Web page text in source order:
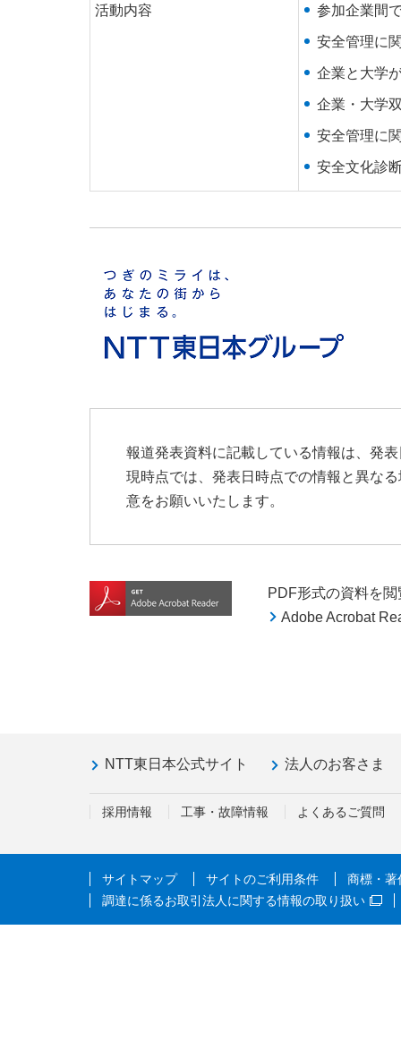
活動内容 参加企業間
安全管理に
企業と大学
企業・大学
安全管理に
安全文化診
報道発表資料に記載している情報は、発
現時点では、発表日時点での情報と異な
意をお願いいたします。
PDF形式の資料を
Adobe Acrobat
NTT東日本公式サイト 法人のお客さま
採用情報 工事・故障情報 よくあるご質問
サイトマップ サイトのご利用条件
商標・著
調達に係るお取引法人に関する情報の取り扱い